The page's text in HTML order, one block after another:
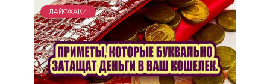
ЛАЙФХАКИ